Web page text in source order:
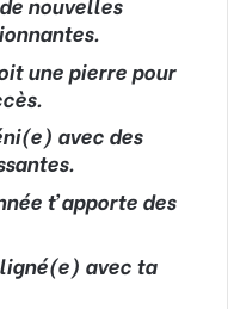
une pierre pour
avec des
t’apporte des
avec ta